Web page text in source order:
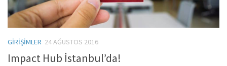
GIRIŞIMLER 24 AĞUSTOS 2016
Impact Hub İstanbul’da!